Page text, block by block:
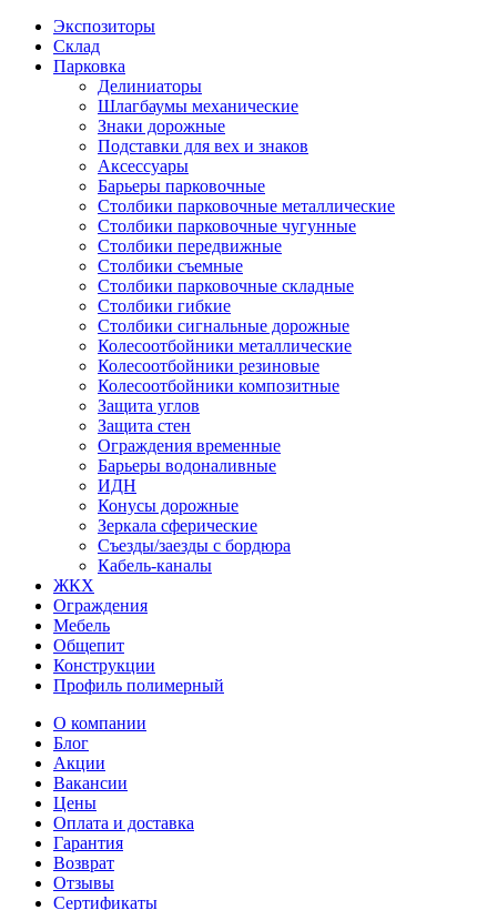
Экспозиторы
Склад
Парковка
Делиниаторы
Шлагбаумы механические
Знаки дорожные
Подставки для вех и знаков
Аксессуары
Барьеры парковочные
Столбики парковочные металлические
Столбики парковочные чугунные
Столбики передвижные
Столбики съемные
Столбики парковочные складные
Столбики гибкие
Столбики сигнальные дорожные
Колесоотбойники металлические
Колесоотбойники резиновые
Колесоотбойники композитные
Защита углов
Защита стен
Ограждения временные
Барьеры водоналивные
ИДН
Конусы дорожные
Зеркала сферические
Съезды/заезды с бордюра
Кабель-каналы
ЖКХ
Ограждения
Мебель
Общепит
Конструкции
Профиль полимерный
О компании
Блог
Акции
Вакансии
Цены
Оплата и доставка
Гарантия
Возврат
Отзывы
Сертификаты